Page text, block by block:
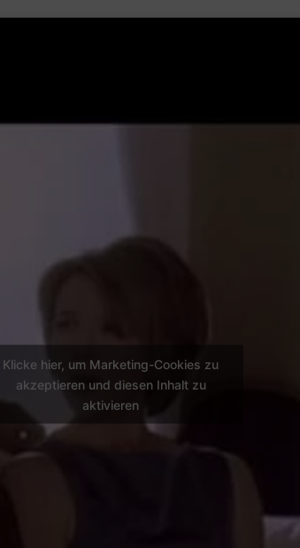
Klicke hier, um Marketing-Cookies zu
akzeptieren und diesen Inhalt zu
aktivieren